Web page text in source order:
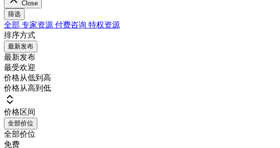
Close
筛选
全部 专家资源 付费咨询 特权资源
排序方式
最新发布
最新发布
最受欢迎
价格从低到高
价格从高到低
价格区间
全部价位
全部价位
免费